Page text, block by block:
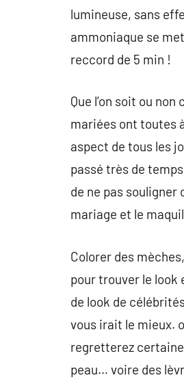
lumineuse, sans
ammoniaque se
reccord de 5 min !
Que l’on soit ou
mariées ont toutes
aspect de tous les
passé très de
de ne pas
mariage et le
Colorer des
pour trouver le look
de look de
vous irait le mieux.
regretterez
peau… voire des